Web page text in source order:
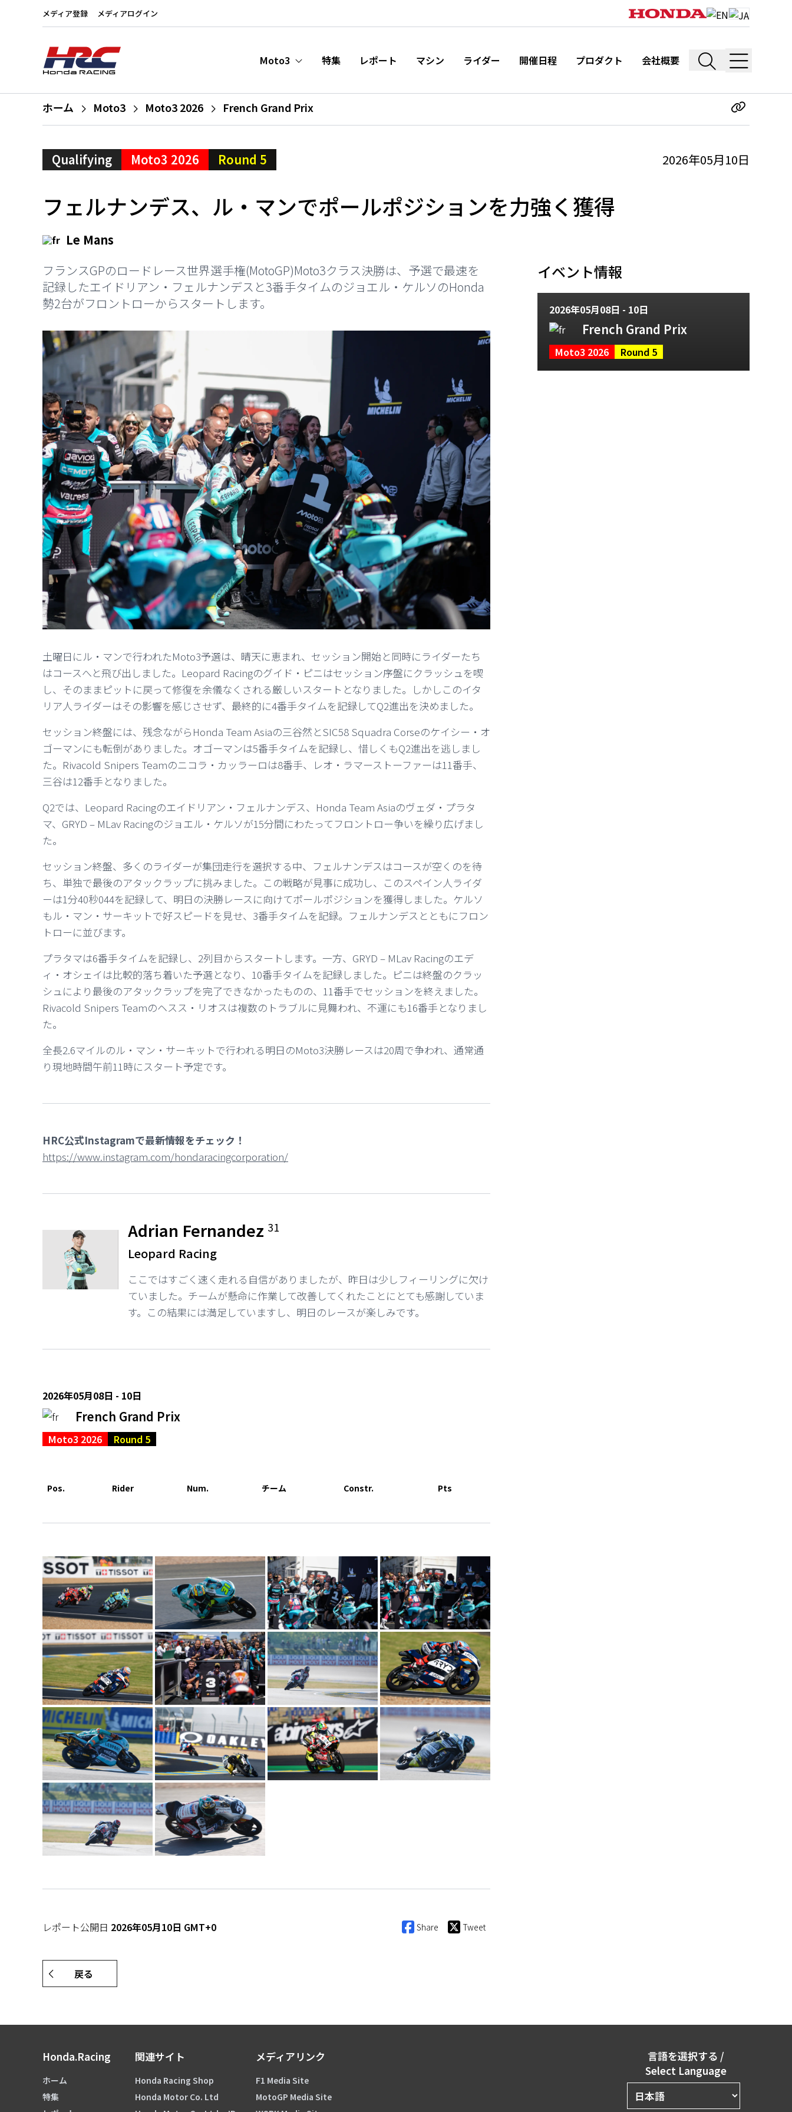
メディア登録 メディアログイン
Moto3 特集 レポート マシン ライダー 開催日程 プロダクト 会社概要
ホーム Moto3 Moto3 2026 French Grand Prix
Qualifying Moto3 2026 Round 5 2026年05月10日
フェルナンデス、ル・マンでポールポジションを力強く獲得
Le Mans
フランスGPのロードレース世界選手権(MotoGP)Moto3クラス決勝は、予選で最速を
記録したエイドリアン・フェルナンデスと3番手タイムのジョエル・ケルソのHonda
勢2台がフロントローからスタートします。
土曜日にル・マンで行われたMoto3予選は、晴天に恵まれ、セッション開始と同時にライダーたち
はコースへと飛び出しました。Leopard Racingのグイド・ピニはセッション序盤にクラッシュを喫
し、そのままピットに戻って修復を余儀なくされる厳しいスタートとなりました。しかしこのイタ
リア人ライダーはその影響を感じさせず、最終的に4番手タイムを記録してQ2進出を決めました。
セッション終盤には、残念ながらHonda Team Asiaの三谷然とSIC58 Squadra Corseのケイシー・オ
ゴーマンにも転倒がありました。オゴーマンは5番手タイムを記録し、惜しくもQ2進出を逃しまし
た。Rivacold Snipers Teamのニコラ・カッラーロは8番手、レオ・ラマーストーファーは11番手、
三谷は12番手となりました。
Q2では、Leopard Racingのエイドリアン・フェルナンデス、Honda Team Asiaのヴェダ・プラタ
マ、GRYD – MLav Racingのジョエル・ケルソが15分間にわたってフロントロー争いを繰り広げまし
た。
セッション終盤、多くのライダーが集団走行を選択する中、フェルナンデスはコースが空くのを待
ち、単独で最後のアタックラップに挑みました。この戦略が見事に成功し、このスペイン人ライダ
ーは1分40秒044を記録して、明日の決勝レースに向けてポールポジションを獲得しました。ケルソ
もル・マン・サーキットで好スピードを見せ、3番手タイムを記録。フェルナンデスとともにフロン
トローに並びます。
プラタマは6番手タイムを記録し、2列目からスタートします。一方、GRYD – MLav Racingのエデ
ィ・オシェイは比較的落ち着いた予選となり、10番手タイムを記録しました。ピニは終盤のクラッ
シュにより最後のアタックラップを完了できなかったものの、11番手でセッションを終えました。
Rivacold Snipers Teamのヘスス・リオスは複数のトラブルに見舞われ、不運にも16番手となりまし
た。
全長2.6マイルのル・マン・サーキットで行われる明日のMoto3決勝レースは20周で争われ、通常通
り現地時間午前11時にスタート予定です。
HRC公式Instagramで最新情報をチェック！
https://www.instagram.com/hondaracingcorporation/
Adrian Fernandez 31
Leopard Racing
ここではすごく速く走れる自信がありましたが、昨日は少しフィーリングに欠け
ていました。チームが懸命に作業して改善してくれたことにとても感謝していま
す。この結果には満足していますし、明日のレースが楽しみです。
2026年05月08日 - 10日
French Grand Prix
Moto3 2026 Round 5
Pos. Rider Num. チーム Constr. Pts
レポート公開日 2026年05月10日 GMT+0 Share Tweet
戻る
イベント情報
2026年05月08日 - 10日
French Grand Prix
Moto3 2026 Round 5
Honda.Racing
ホーム
特集
関連サイト
Honda Racing Shop
Honda Motor Co. Ltd
メディアリンク
F1 Media Site
MotoGP Media Site
言語を選択する /
Select Language